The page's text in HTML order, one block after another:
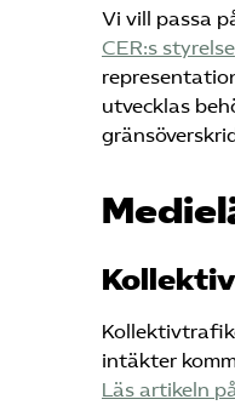
Vi vill passa
CER:s styrelse
utvecklas
intäkter
Läs artikeln